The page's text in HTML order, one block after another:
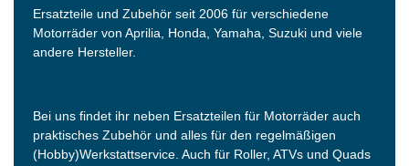
Ersatzteile und Zubehör seit 2006 für verschiedene
Motorräder von Aprilia, Honda, Yamaha, Suzuki und viele
andere Hersteller.
Bei uns findet ihr neben Ersatzteilen für Motorräder auch
praktisches Zubehör und alles für den regelmäßigen
(Hobby)Werkstattservice. Auch für Roller, ATVs und Quads